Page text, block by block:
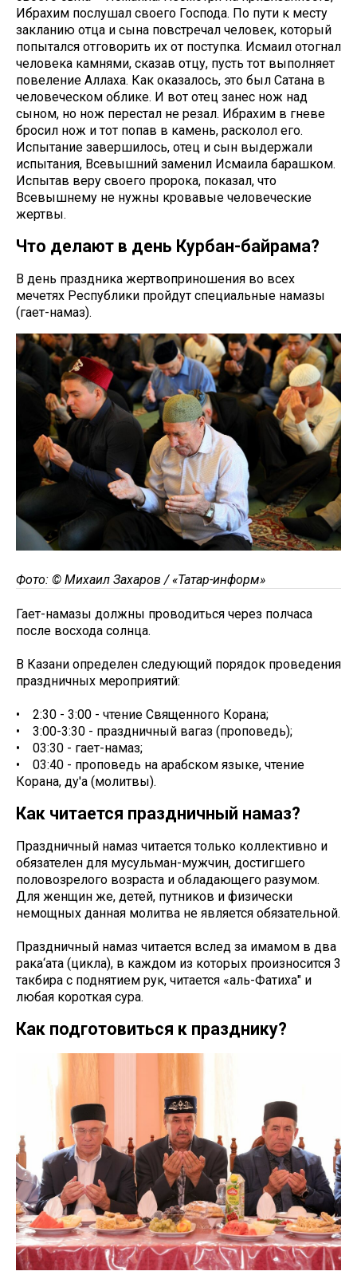
Ибрахим послушал своего Господа. По пути к месту
закланию отца и сына повстречал человек, который
попытался отговорить их от поступка. Исмаил отогнал
человека камнями, сказав отцу, пусть тот выполняет
повеление Аллаха. Как оказалось, это был Сатана в
человеческом облике. И вот отец занес нож над
сыном, но нож перестал не резал. Ибрахим в гневе
бросил нож и тот попав в камень, расколол его.
Испытание завершилось, отец и сын выдержали
испытания, Всевышний заменил Исмаила барашком.
Испытав веру своего пророка, показал, что
Всевышнему не нужны кровавые человеческие
жертвы.
Что делают в день Курбан-байрама?
В день праздника жертвоприношения во всех
мечетях Республики пройдут специальные намазы
(гает-намаз).
Фото: © Михаил Захаров / «Татар-информ»
Гает-намазы должны проводиться через полчаса
после восхода солнца.
В Казани определен следующий порядок проведения
праздничных мероприятий:
• 2:30 - 3:00 - чтение Священного Корана;
• 3:00-3:30 - праздничный вагаз (проповедь);
• 03:30 - гает-намаз;
• 03:40 - проповедь на арабском языке, чтение
Корана, ду'а (молитвы).
Как читается праздничный намаз?
Праздничный намаз читается только коллективно и
обязателен для мусульман-мужчин, достигшего
половозрелого возраста и обладающего разумом.
Для женщин же, детей, путников и физически
немощных данная молитва не является обязательной.
Праздничный намаз читается вслед за имамом в два
рака‘ата (цикла), в каждом из которых произносится 3
такбира с поднятием рук, читается «аль-Фатиха" и
любая короткая сура.
Как подготовиться к празднику?